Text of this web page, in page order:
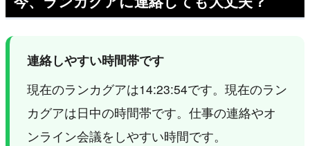
連絡しやすい時間帯です
現在のランカグアは14:23:54です。現在のラン
カグアは日中の時間帯です。仕事の連絡やオ
ンライン会議をしやすい時間です。